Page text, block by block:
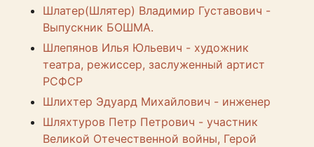
Шлатер(Шлятер) Владимир Густавович -
Выпускник БОШМА.
Шлепянов Илья Юльевич - художник
театра, режиссер, заслуженный артист
РСФСР
Шлихтер Эдуард Михайлович - инженер
Шляхтуров Петр Петрович - участник
Великой Отечественной войны, Герой